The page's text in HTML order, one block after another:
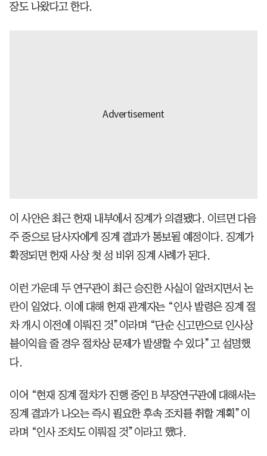
장도 나왔다고 한다.
이 사안은 최근 헌재 내부에서 징계가 의결됐다. 이르면 다음
주 중으로 당사자에게 징계 결과가 통보될 예정이다. 징계가
확정되면 헌재 사상 첫 성 비위 징계 사례가 된다.
이런 가운데 두 연구관이 최근 승진한 사실이 알려지면서 논
란이 일었다. 이에 대해 헌재 관계자는 “인사 발령은 징계 절
차 개시 이전에 이뤄진 것”이라며 “단순 신고만으로 인사상
불이익을 줄 경우 절차상 문제가 발생할 수 있다”고 설명했
다.
이어 “현재 징계 절차가 진행 중인 B 부장연구관에 대해서는
징계 결과가 나오는 즉시 필요한 후속 조치를 취할 계획”이
라며 “인사 조치도 이뤄질 것”이라고 했다.